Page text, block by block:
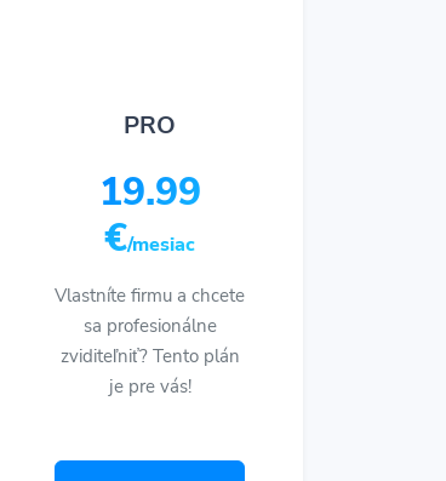
PRO
19.99
€/mesiac
Vlastníte firmu a chcete
sa profesionálne
zviditeľniť? Tento plán
je pre vás!